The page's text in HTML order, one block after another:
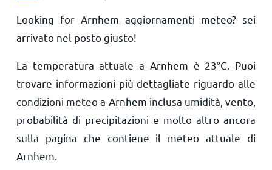
Looking for Arnhem aggiornamenti meteo? sei
arrivato nel posto giusto!
La temperatura attuale a Arnhem è 23°C . Puoi
trovare informazioni più dettagliate riguardo alle
condizioni meteo a Arnhem inclusa umidità, vento,
probabilità di precipitazioni e molto altro ancora
sulla pagina che contiene il meteo attuale di
Arnhem.